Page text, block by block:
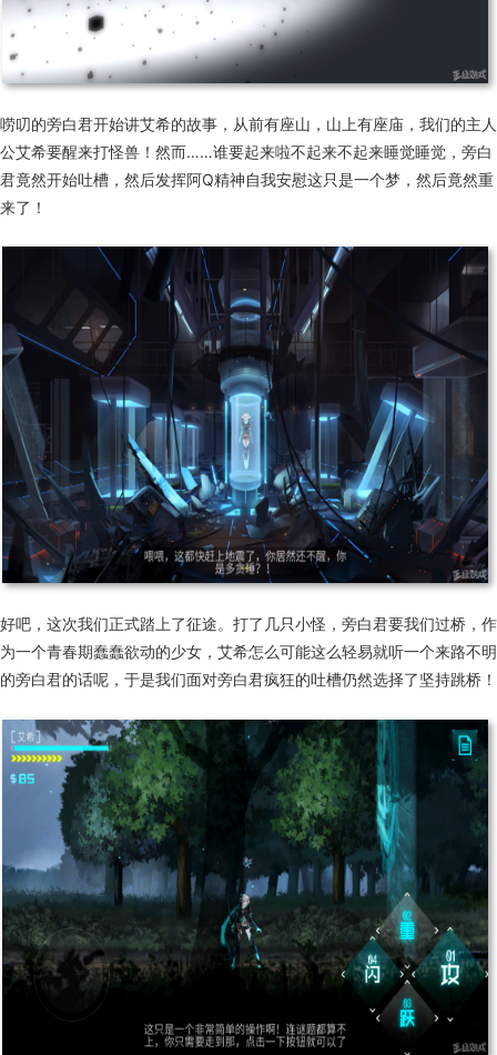
唠叨的旁白君开始讲艾希的故事，从前有座山，山上有座庙，我们的主人
公艾希要醒来打怪兽！然而……谁要起来啦不起来不起来睡觉睡觉，旁白
君竟然开始吐槽，然后发挥阿Q精神自我安慰这只是一个梦，然后竟然重
来了！
好吧，这次我们正式踏上了征途。打了几只小怪，旁白君要我们过桥，作
为一个青春期蠢蠢欲动的少女，艾希怎么可能这么轻易就听一个来路不明
的旁白君的话呢，于是我们面对旁白君疯狂的吐槽仍然选择了坚持跳桥！